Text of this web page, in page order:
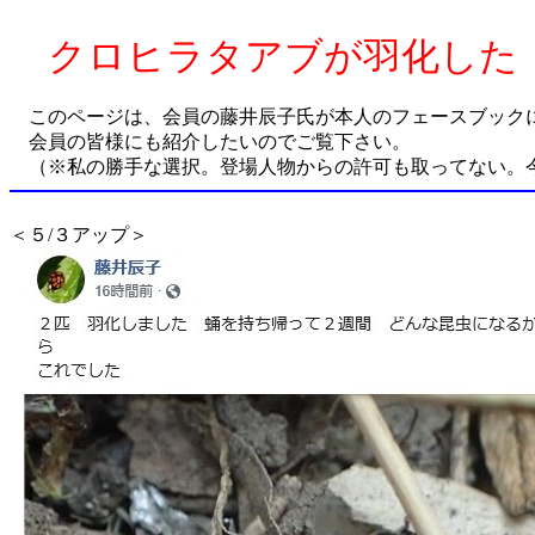
クロヒラタアブが羽化した
このページは、会員の藤井辰子氏が本人のフェースブック
会員の皆様にも紹介したいのでご覧下さい。
（※私の勝手な選択。登場人物からの許可も取ってない。
＜５/３アップ＞